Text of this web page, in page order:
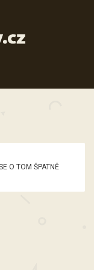
O TOM ŠPATNĚ